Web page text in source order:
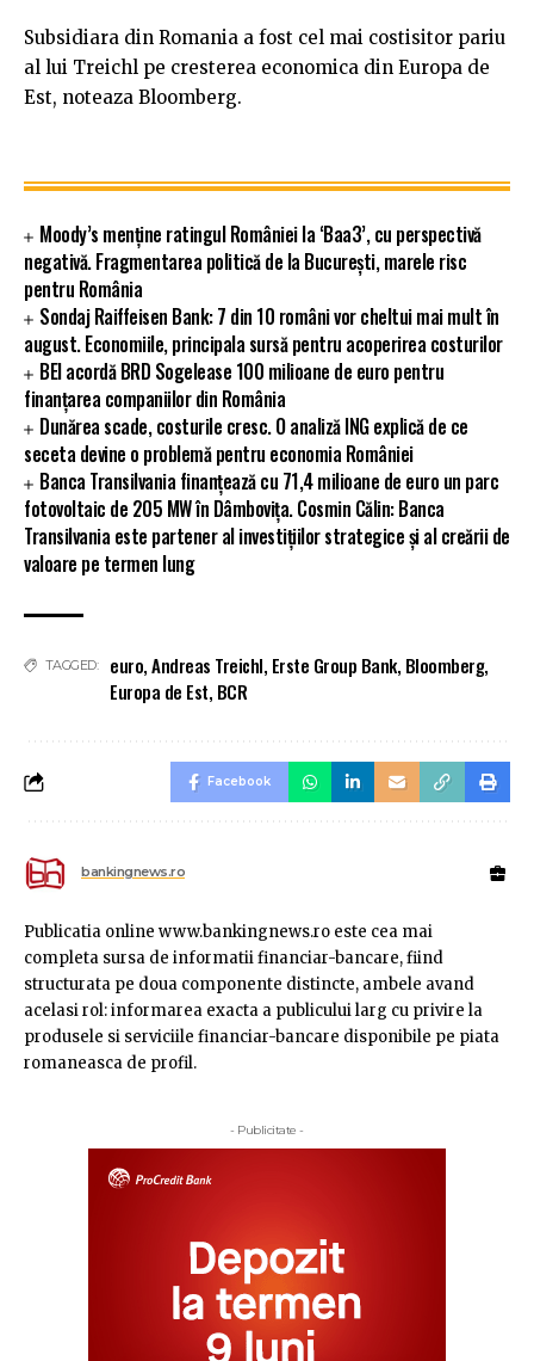
Subsidiara din Romania a fost cel mai costisitor pariu
al lui Treichl pe cresterea economica din Europa de
Est, noteaza Bloomberg.
Moody’s menține ratingul României la ‘Baa3’, cu perspectivă
negativă. Fragmentarea politică de la București, marele risc
pentru România
Sondaj Raiffeisen Bank: 7 din 10 români vor cheltui mai mult în
august. Economiile, principala sursă pentru acoperirea costurilor
BEI acordă BRD Sogelease 100 milioane de euro pentru
finanțarea companiilor din România
Dunărea scade, costurile cresc. O analiză ING explică de ce
seceta devine o problemă pentru economia României
Banca Transilvania finanțează cu 71,4 milioane de euro un parc
fotovoltaic de 205 MW în Dâmbovița. Cosmin Călin: Banca
Transilvania este partener al investițiilor strategice și al creării de
valoare pe termen lung
TAGGED: euro,Andreas Treichl, Erste Group Bank, Bloomberg,
Europa de Est, BCR
Facebook
bankingnews.ro
Publicatia online www.bankingnews.ro este cea mai
completa sursa de informatii financiar-bancare, fiind
structurata pe doua componente distincte, ambele avand
acelasi rol: informarea exacta a publicului larg cu privire la
produsele si serviciile financiar-bancare disponibile pe piata
romaneasca de profil.
- Publicitate -